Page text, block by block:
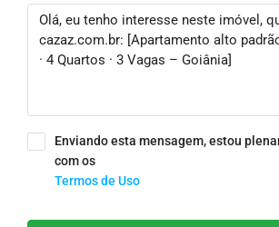
Enviando esta mensagem, estou
com os
Termos de Uso